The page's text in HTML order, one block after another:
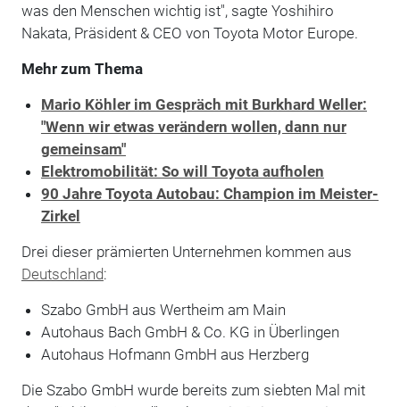
was den Menschen wichtig ist", sagte Yoshihiro
Nakata, Präsident & CEO von Toyota Motor Europe.
Mehr zum Thema
Mario Köhler im Gespräch mit Burkhard Weller:
"Wenn wir etwas verändern wollen, dann nur
gemeinsam"
Elektromobilität: So will Toyota aufholen
90 Jahre Toyota Autobau: Champion im Meister-
Zirkel
Drei dieser prämierten Unternehmen kommen aus
Deutschland:
Szabo GmbH aus Wertheim am Main
Autohaus Bach GmbH & Co. KG in Überlingen
Autohaus Hofmann GmbH aus Herzberg
Die Szabo GmbH wurde bereits zum siebten Mal mit